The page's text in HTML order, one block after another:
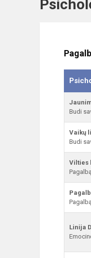
Budi
Vaikų
Budi
Vilties
Linija